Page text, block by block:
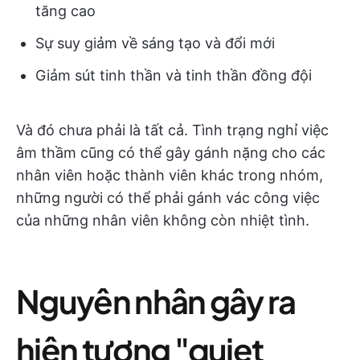
tăng cao
Sự suy giảm về sáng tạo và đổi mới
Giảm sút tinh thần và tinh thần đồng đội
Và đó chưa phải là tất cả. Tình trạng nghỉ việc
âm thầm cũng có thể gây gánh nặng cho các
nhân viên hoặc thành viên khác trong nhóm,
những người có thể phải gánh vác công việc
của những nhân viên không còn nhiệt tình.
Nguyên nhân gây ra
hiện tượng "quiet